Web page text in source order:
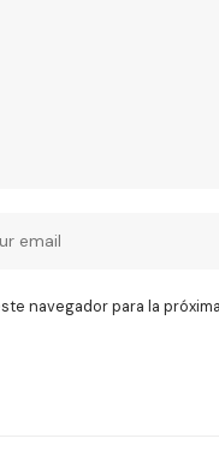
navegador para la